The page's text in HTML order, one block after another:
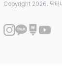
Copyright 2026. 닥터